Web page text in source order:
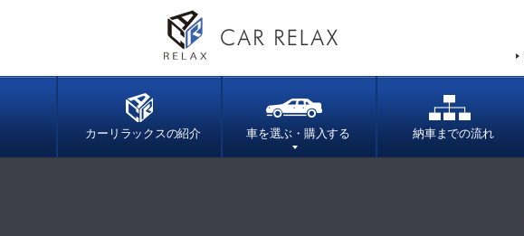
カーリラックスの紹介 車を選ぶ・購入する 納車までの流れ